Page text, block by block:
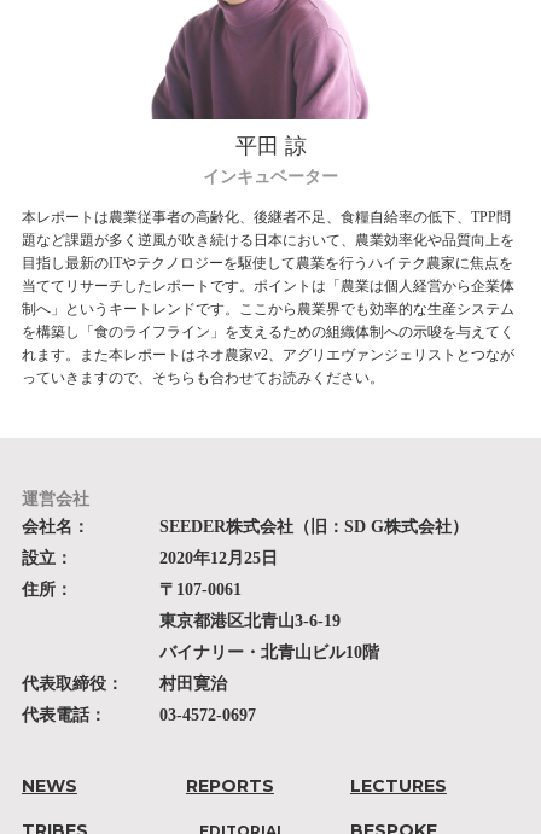
平田 諒
インキュベーター
本レポートは農業従事者の高齢化、後継者不足、食糧自給率の低下、TPP問
題など課題が多く逆風が吹き続ける日本において、農業効率化や品質向上を
目指し最新のITやテクノロジーを駆使して農業を行うハイテク農家に焦点を
当ててリサーチしたレポートです。ポイントは「農業は個人経営から企業体
制へ」というキートレンドです。ここから農業界でも効率的な生産システム
を構築し「食のライフライン」を支えるための組織体制への示唆を与えてく
れます。また本レポートはネオ農家v2、アグリエヴァンジェリストとつなが
っていきますので、そちらも合わせてお読みください。
運営会社
会社名：
SEEDER株式会社（旧：SD G株式会社）
設立：
2020年12月25日
住所：
〒107-0061
東京都港区北青山3-6-19
バイナリー・北青山ビル10階
代表取締役：
村田寛治
代表電話：
03-4572-0697
NEWS REPORTS LECTURES